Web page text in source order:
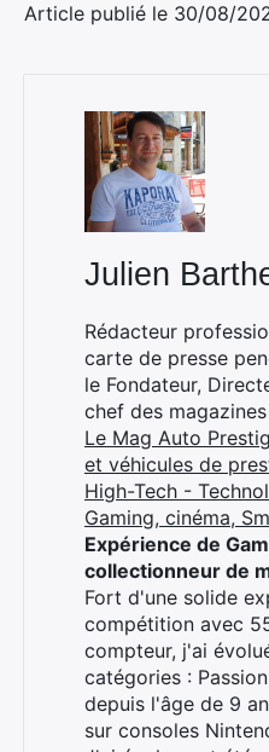
Article publié le 30/08/
Julien
Rédacteur
carte de presse
le Fondateur,
chef des magazines
Le Mag Auto
et véhicules de
High-Tech -
Gaming, cinéma,
Expérience de
collectionneur de
Fort d'une solide
compétition avec
compteur, j'ai
catégories :
depuis l'âge de 9
sur consoles